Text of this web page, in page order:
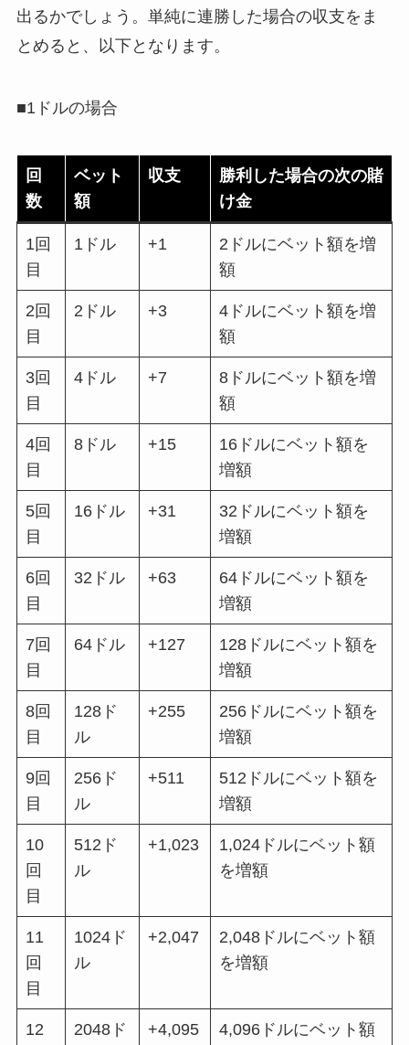
出るかでしょう。単純に連勝した場合の収支をま
とめると、以下となります。
■1ドルの場合
回
数
ベット
額
収支
勝利した場合の次の賭
け金
1回
目
1ドル +1
2ドルにベット額を増
額
2回
目
2ドル +3
4ドルにベット額を増
額
3回
目
4ドル +7
8ドルにベット額を増
額
4回
目
8ドル +15
16ドルにベット額を
増額
5回
目
16ドル +31
32ドルにベット額を
増額
6回
目
32ドル +63
64ドルにベット額を
増額
7回
目
64ドル +127
128ドルにベット額を
増額
8回
目
128ド
ル
+255
256ドルにベット額を
増額
9回
目
256ド
ル
+511
512ドルにベット額を
増額
10
回
目
512ド
ル
+1,023
1,024ドルにベット額
を増額
11
回
目
1024ド
ル
+2,047
2,048ドルにベット額
を増額
12
2048ド
+4,095
4,096ドルにベット額